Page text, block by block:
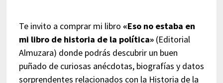
Te invito a comprar mi libro «Eso no estaba en
mi libro de historia de la política»(Editorial
Almuzara) donde podrás descubrir un buen
puñado de curiosas anécdotas, biografías y datos
sorprendentes relacionados con la Historia de la